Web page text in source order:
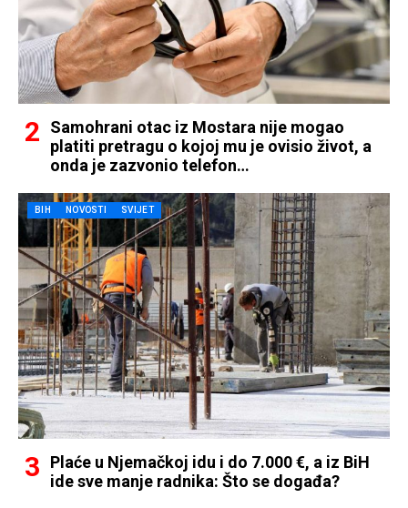
Samohrani otac iz Mostara nije mogao
platiti pretragu o kojoj mu je ovisio život, a
onda je zazvonio telefon…
BIH NOVOSTI SVIJET
Plaće u Njemačkoj idu i do 7.000 €, a iz BiH
ide sve manje radnika: Što se događa?